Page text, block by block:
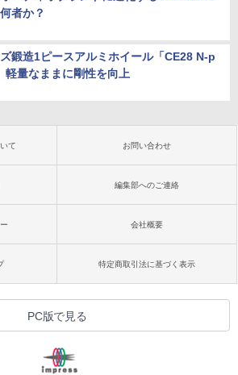
者か？
鍛造1ピースアルミホイール「CE28 N-p
軽量なままに剛性を向上
て お問い合わせ
編集部へのご連絡
会社概要
特定商取引法に基づく表示
PC版で見る